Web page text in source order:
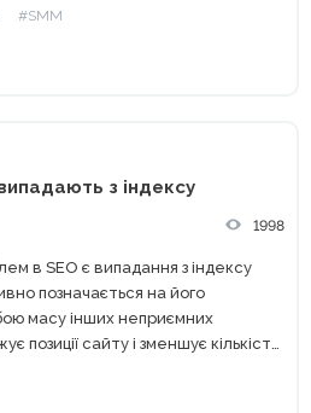
#SMM
з індексу
1998
в SEO є випадання з індексу
позначається на його
масу інших неприємних
позиції сайту і зменшує кількість